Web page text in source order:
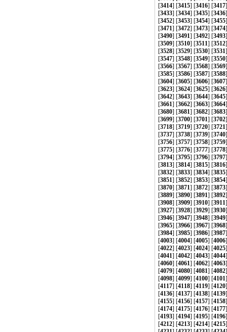
[3414] [3415] [3416] [3417
[3433] [3434] [3435] [3436
[3452] [3453] [3454] [3455
[3471] [3472] [3473] [3474
[3490] [3491] [3492] [3493
[3509] [3510] [3511] [3512
[3528] [3529] [3530] [3531
[3547] [3548] [3549] [3550
[3566] [3567] [3568] [3569
[3585] [3586] [3587] [3588
[3604] [3605] [3606] [3607
[3623] [3624] [3625] [3626
[3642] [3643] [3644] [3645
[3661] [3662] [3663] [3664
[3680] [3681] [3682] [3683
[3699] [3700] [3701] [3702
[3718] [3719] [3720] [3721
[3737] [3738] [3739] [3740
[3756] [3757] [3758] [3759
[3775] [3776] [3777] [3778
[3794] [3795] [3796] [3797
[3813] [3814] [3815] [3816
[3832] [3833] [3834] [3835
[3851] [3852] [3853] [3854
[3870] [3871] [3872] [3873
[3889] [3890] [3891] [3892
[3908] [3909] [3910] [3911
[3927] [3928] [3929] [3930
[3946] [3947] [3948] [3949
[3965] [3966] [3967] [3968
[3984] [3985] [3986] [3987
[4003] [4004] [4005] [4006
[4022] [4023] [4024] [4025
[4041] [4042] [4043] [4044
[4060] [4061] [4062] [4063
[4079] [4080] [4081] [4082
[4098] [4099] [4100] [4101
[4117] [4118] [4119] [4120
[4136] [4137] [4138] [4139
[4155] [4156] [4157] [4158
[4174] [4175] [4176] [4177
[4193] [4194] [4195] [4196
[4212] [4213] [4214] [4215